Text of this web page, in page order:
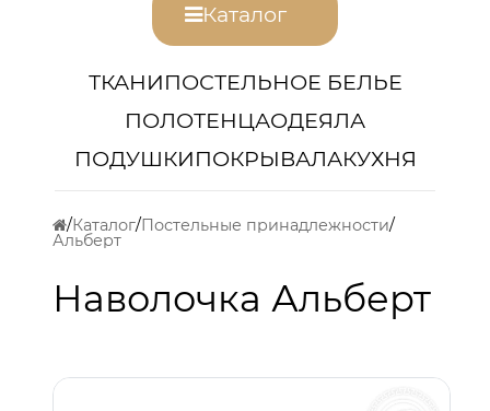
Каталог
ТКАНИПОСТЕЛЬНОЕ БЕЛЬЕ
ПОЛОТЕНЦАОДЕЯЛА
ПОДУШКИПОКРЫВАЛАКУХНЯ
Каталог Постельные принадлежности
Альберт
Наволочка Альберт